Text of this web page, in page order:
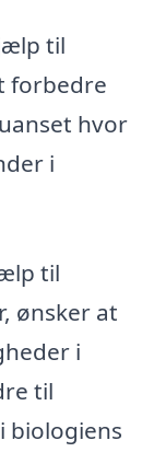
til
forbedre
hvor
i
til
ønsker at
i
til
biologiens